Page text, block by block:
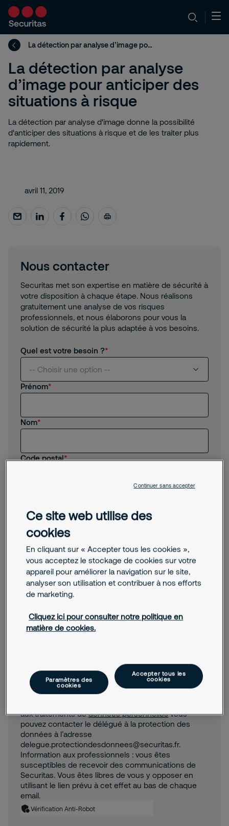
La détection par analyse d’image pour anticiper des situations à risque
La détection par analyse
d’image pour anticiper des
situations à risque
La détection par analyse d'image donne la possibilité
d'anticiper des situations à risque et de les traiter plus
rapidement.
avril 11, 2019
Nous contacter
Securitas met son expertise en matière de sécurité à
votre disposition à chaque étape. Nous réalisons
gratuitement une analyse de vos risques
professionnels, et nous élaborons pour vous la
solution de sécurité la plus adaptée à vos besoins.
Quel est votre besoin ?
-- Choisir une option --
Je suis client(e) de Securitas
Prénom
Nom
Code postal
E-mail
Message
des informations commerciales et d'autres
propositions pertinentes par e-mail.
En soumettant ce formulaire, vous acceptez le
traitement de vos données personnelles
aux traitements dedonnées personnellesvous
pouvez contacter le délégué à la protection des
données à l’adresse
delegue.protectiondesdonnees@securitas.fr.
Information aux professionnels : vous êtes
susceptibles de recevoir des communications de
Securitas. Vous êtes libres de vous y opposer en
utilisant le lien prévu à cet effet au bas de chaque
email.
Vérification Anti-Robot
Ce site web utilise des
cookies
En cliquant sur « Accepter tous les cookies »,
vous acceptez le stockage de cookies sur votre
appareil pour améliorer la navigation sur le site,
analyser son utilisation et contribuer à nos efforts
de marketing.
Cliquez ici pour consulter notre politique en
matière de cookies.
Paramètres des
cookies
Accepter tous les
cookies
Continuer sans accepter